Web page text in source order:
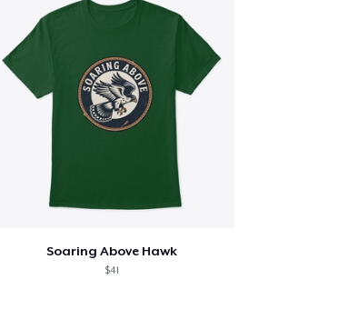
Soaring Above Hawk
$41